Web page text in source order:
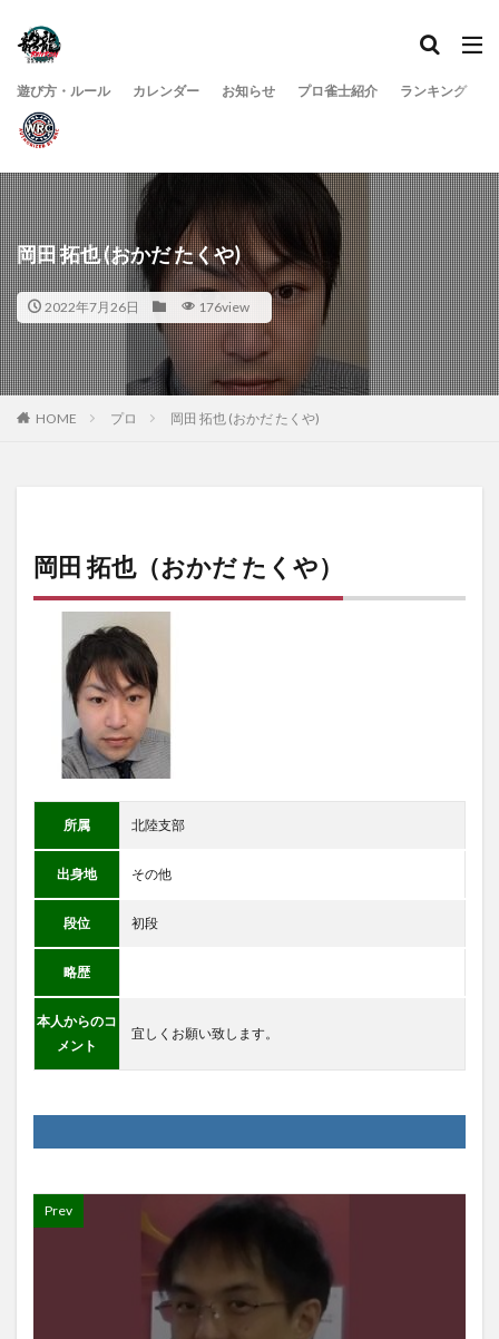
遊び方・ルール カレンダー お知らせ プロ雀士紹介 ランキング
岡田 拓也 (おかだ たくや)
2022年7月26日 176view
HOME プロ 岡田 拓也 (おかだ たくや)
岡田 拓也（おかだ たくや）
所属 北陸支部
出身地 その他
段位 初段
略歴
本人からのコ
メント
宜しくお願い致します。
Prev